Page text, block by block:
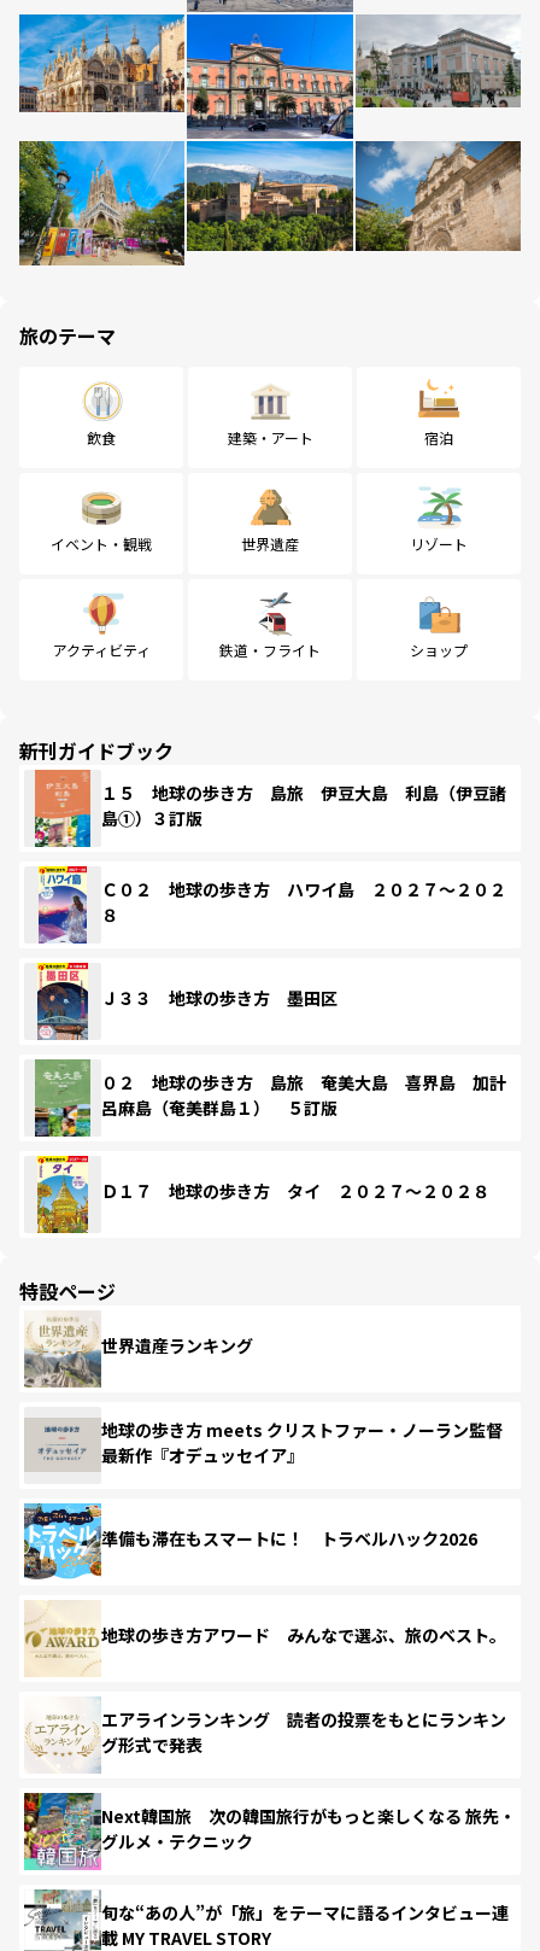
旅のテーマ
飲食 建築・アート 宿泊
イベント・観戦 世界遺産 リゾート
アクティビティ 鉄道・フライト ショップ
新刊ガイドブック
１５ 地球の歩き方 島旅 伊豆大島 利島（伊豆諸
島①）３訂版
Ｃ０２ 地球の歩き方 ハワイ島 ２０２７～２０２
８
Ｊ３３ 地球の歩き方 墨田区
０２ 地球の歩き方 島旅 奄美大島 喜界島 加計
呂麻島（奄美群島１） ５訂版
Ｄ１７ 地球の歩き方 タイ ２０２７～２０２８
特設ページ
世界遺産ランキング
地球の歩き方 meets クリストファー・ノーラン監督
最新作『オデュッセイア』
準備も滞在もスマートに！ トラベルハック2026
地球の歩き方アワード みんなで選ぶ、旅のベスト。
エアラインランキング 読者の投票をもとにランキン
グ形式で発表
Next韓国旅 次の韓国旅行がもっと楽しくなる 旅先・
グルメ・テクニック
旬な“あの人”が「旅」をテーマに語るインタビュー連
載 MY TRAVEL STORY